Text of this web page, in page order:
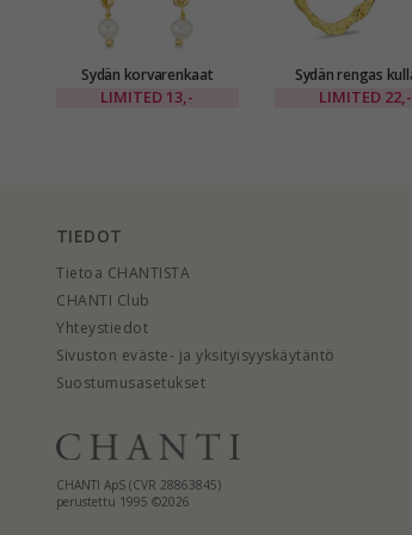
Sydän korvarenkaat
kullattu messinki - Eliné
LIMITED 13,-
Sydän rengas kullattu
messinki - Eliné
LIMITED 22,-
TIEDOT
Tietoa CHANTISTA
CHANTI Club
Yhteystiedot
Sivuston eväste- ja yksityisyyskäytäntö
Suostumusasetukset
CHANTI ApS (CVR 28863845)
perustettu 1995 ©2026